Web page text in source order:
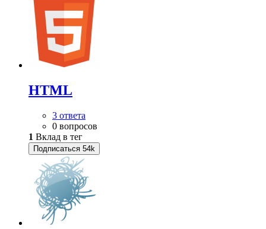
HTML
3 ответа
0 вопросов
1 Вклад в тег
Подписаться 54k